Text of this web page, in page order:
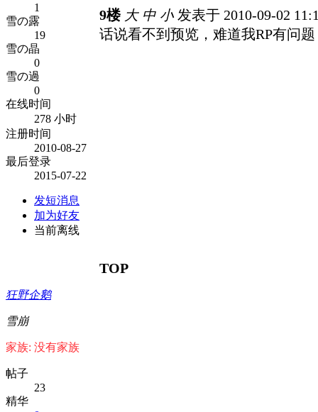
1
雪の露
19
雪の晶
0
雪の過
0
在线时间
278 小时
注册时间
2010-08-27
最后登录
2015-07-22
发短消息
加为好友
当前离线
9楼 大 中 小 发表于 2010-09-02
话说看不到预览，难道我RP有问题
TOP
狂野企鹅
雪崩
家族: 没有家族
帖子
23
精华